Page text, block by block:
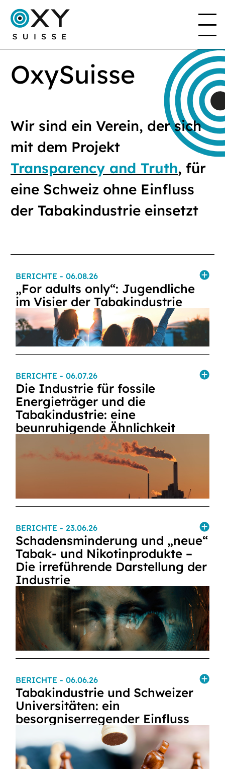
DAS PROJEKT
EN
OxySuisse
Wir sind ein Verein, der sich
mit dem Projekt
Transparency and Truth, für
eine Schweiz ohne Einfluss
der Tabakindustrie einsetzt
BERICHTE - 06.08.26
„For adults only“: Jugendliche
im Visier der Tabakindustrie
BERICHTE - 06.07.26
Die Industrie für fossile
Energieträger und die
Tabakindustrie: eine
beunruhigende Ähnlichkeit
BERICHTE - 23.06.26
Schadensminderung und „neue“
Tabak- und Nikotinprodukte –
Die irreführende Darstellung der
Industrie
BERICHTE - 06.06.26
Tabakindustrie und Schweizer
Universitäten: ein
besorgniserregender Einfluss